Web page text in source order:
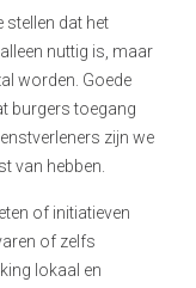
stellen dat het
nuttig is, maar
worden. Goede
burgers toegang
zijn we
van hebben.
of initiatieven
of zelfs
lokaal en